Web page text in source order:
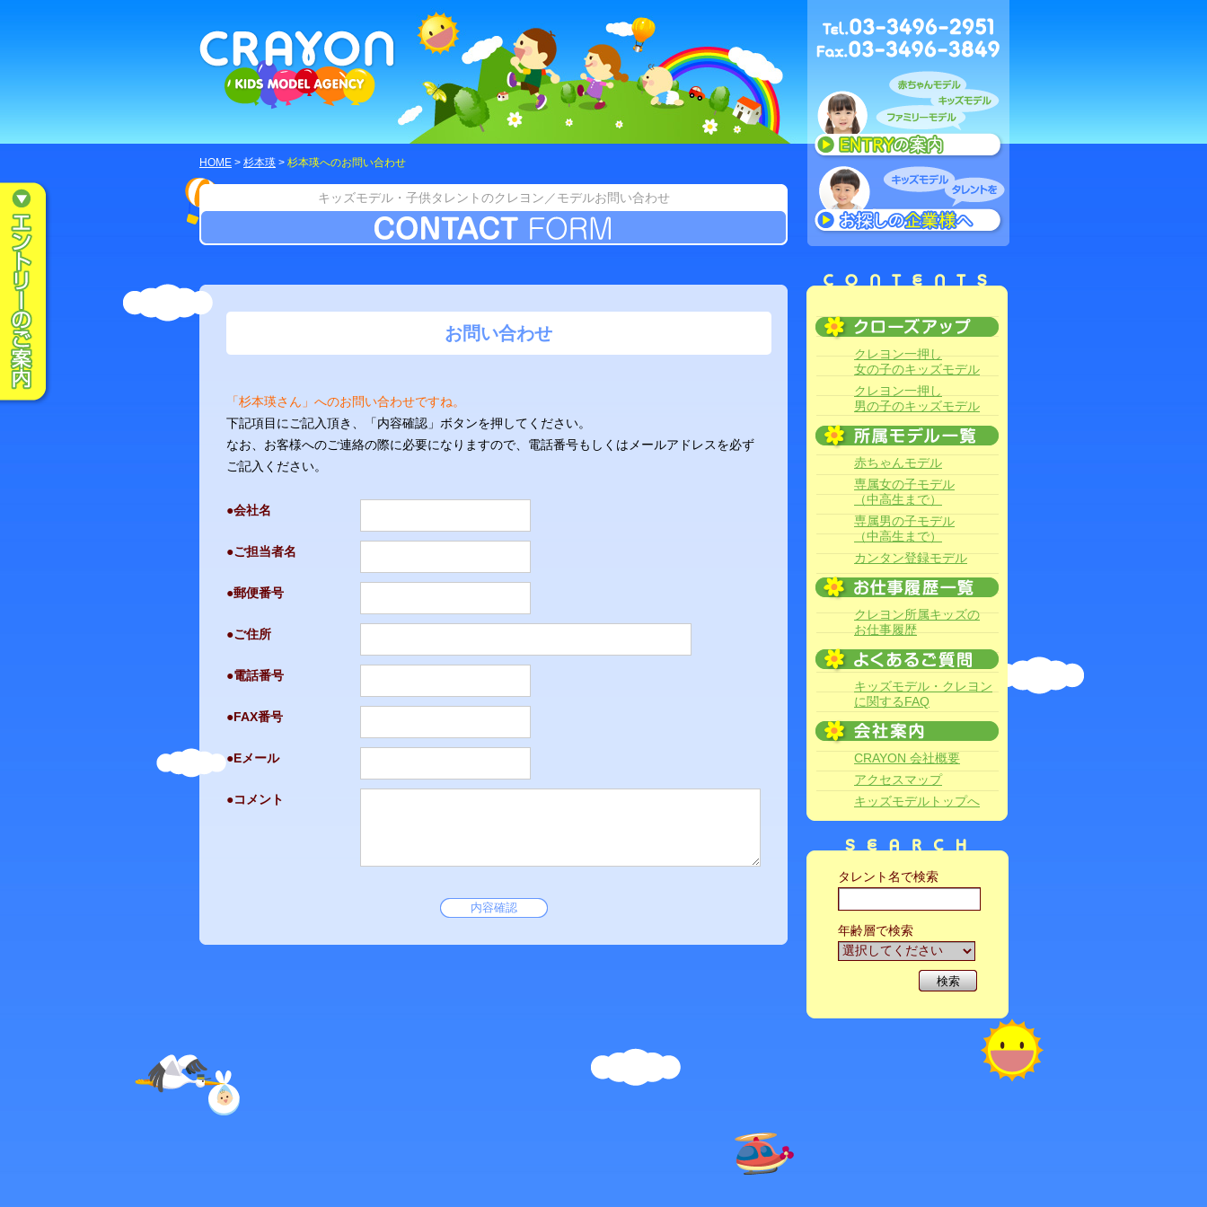
HOME > 杉本瑛 > 杉本瑛へのお問い合わせ
キッズモデル・子供タレントのクレヨン／モデルお問い合わせ
お問い合わせ
「杉本瑛さん」へのお問い合わせですね。
下記項目にご記入頂き、「内容確認」ボタンを押してください。
なお、お客様へのご連絡の際に必要になりますので、電話番号もしくはメールアドレスを必ず
ご記入ください。
●会社名
●ご担当者名
●郵便番号
●ご住所
●電話番号
●FAX番号
●Eメール
●コメント
クレヨン一押し
女の子のキッズモデル
クレヨン一押し
男の子のキッズモデル
赤ちゃんモデル
専属女の子モデル
（中高生まで）
専属男の子モデル
（中高生まで）
カンタン登録モデル
クレヨン所属キッズの
お仕事履歴
キッズモデル・クレヨン
に関するFAQ
CRAYON 会社概要
アクセスマップ
キッズモデルトップへ
タレント名で検索
年齢層で検索